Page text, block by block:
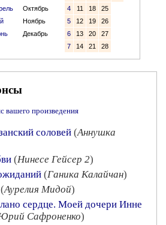
Октябрь
Ноябрь
Декабрь
4
11 18
25
5
12 19
26
6
13 20
27
7
14 21 28
вашего произведения
соловей (Аннушка
(Нинесе Гейсер 2)
(Ганика Калайчан)
(Аурелия Мидой)
сердце. Моей дочери Инне
Сафроненко)